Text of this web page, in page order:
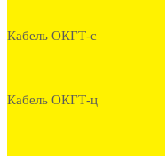
Кабель ОКГТ-с
Кабель ОКГТ-ц